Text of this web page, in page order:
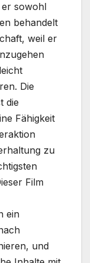
sowohl
behandelt
weil er
Die
die
Fähigkeit
zu
Film
ein
und